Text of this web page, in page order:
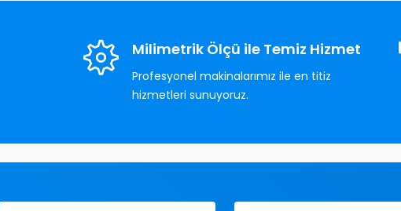
Milimetrik Ölçü ile Temiz Hizmet
Profesyonel makinalarımız ile en titiz
hizmetleri sunuyoruz.